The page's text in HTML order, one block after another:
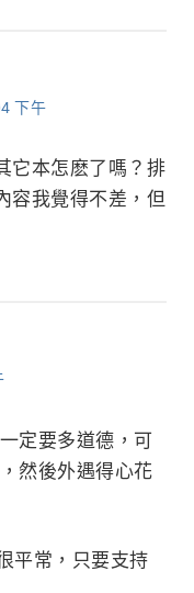
下午
它本怎麽了嗎？排
容我覺得不差，但
定要多道德，可
然後外遇得心花
平常，只要支持